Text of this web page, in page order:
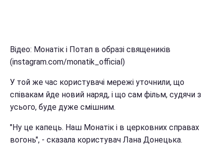
Відео: Монатік і Потап в образі священиків
(instagram.com/monatik_official)
У той же час користувачі мережі уточнили, що
співакам йде новий наряд, і що сам фільм, судячи з
усього, буде дуже смішним.
"Ну це капець. Наш Монатік і в церковних справах
вогонь", - сказала користувач Лана Донецька.